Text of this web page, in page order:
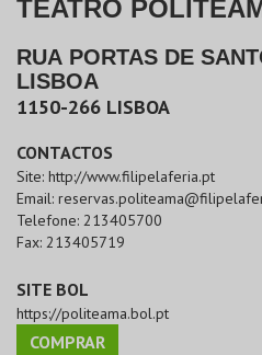
TEATRO
RUA PORTAS DE
LISBOA
1150-266 LISBOA
CONTACTOS
Site: http://www.filipelaferia.pt
Email:
Telefone: 213405700
Fax: 213405719
SITE BOL
https://politeama.bol.pt
COMPRAR